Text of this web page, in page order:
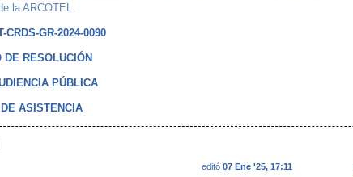
la ARCOTEL.
CRDS-GR-2024-0090
DE RESOLUCIÓN
PÚBLICA
ASISTENCIA
editó 07 Ene '25, 17:11